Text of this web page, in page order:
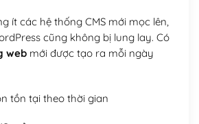
ít các hệ thống CMS mới mọc lên,
cũng không bị lung lay. Có
webmới được tạo ra mỗi ngày
tồn tại theo thời gian